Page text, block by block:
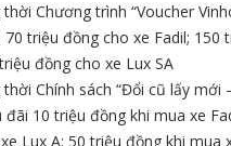
Chương trình “Voucher
70 triệu đồng cho xe Fadil; 150
đồng cho xe Lux SA
Chính sách “Đổi cũ lấy mới
đãi 10 triệu đồng khi mua xe
Lux A; 50 triệu đồng khi mua